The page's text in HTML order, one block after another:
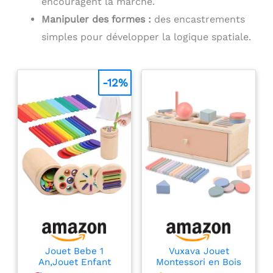
mois.
naissance, pour filles et
jouet bebe 9 mois
ludique et amusement quotidien, convenant aussi
bien aux garçons qu’aux filles dès 6 mois.
Manipuler des formes : des encastrements
simples pour développer la logique spatiale.
Jouet Bebe 1
An,Jouet Enfant
-12%
Vuxava Jouet
Montessori en Bois